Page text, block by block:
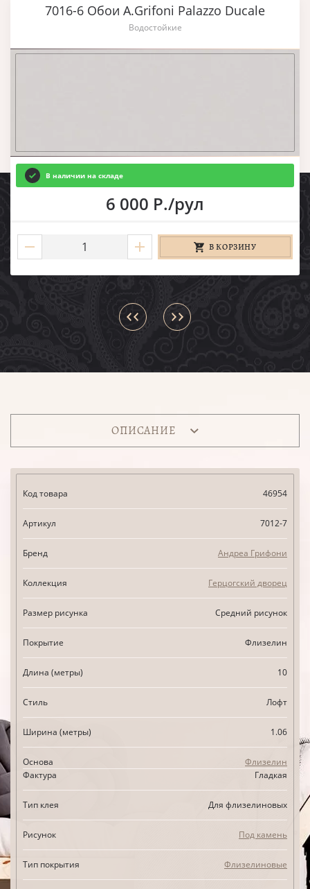
7016-6 Обои A.Grifoni Palazzo Ducale
Водостойкие
В наличии на складе
6 000 Р./рул
В КОРЗИНУ
ОПИСАНИЕ
Код товара 46954
Артикул 7012-7
Бренд Андреа Грифони
Коллекция Герцогский дворец
Размер рисунка Средний рисунок
Покрытие Флизелин
Длина (метры) 10
Стиль Лофт
Ширина (метры) 1.06
Основа
Флизелин
Фактура
Гладкая
Тип клея Для флизелиновых
Рисунок Под камень
Тип покрытия Флизелиновые